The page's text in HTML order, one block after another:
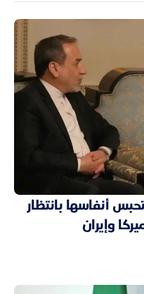
أنفاسها بانتظار
وإيران